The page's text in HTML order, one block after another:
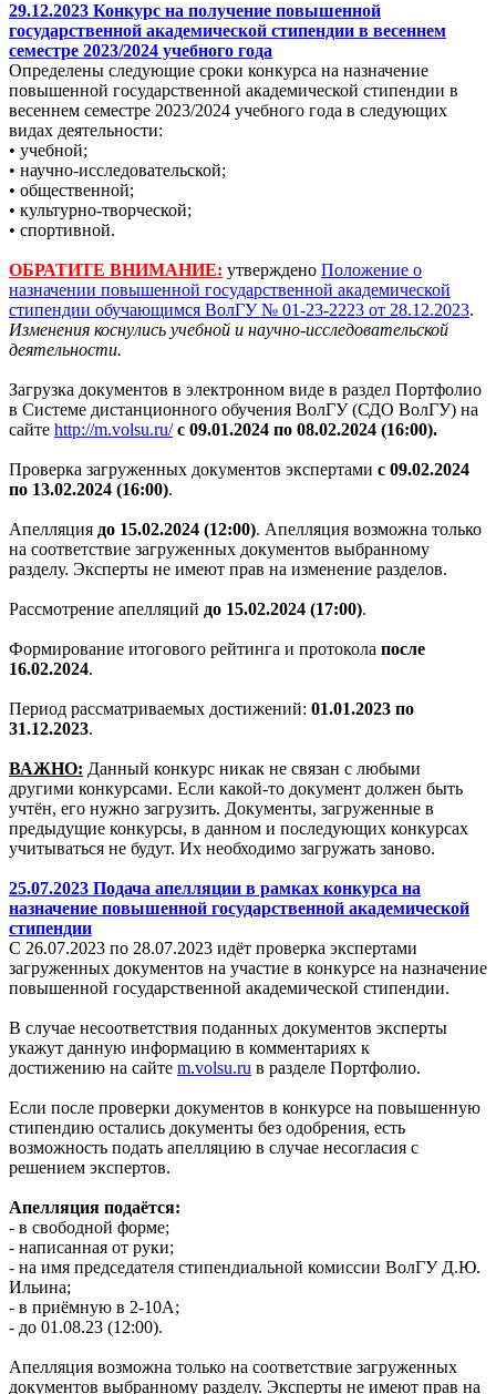
29.12.2023 Конкурс на получение повышенной
государственной академической стипендии в весеннем
семестре 2023/2024 учебного года
Определены следующие сроки конкурса на назначение
повышенной государственной академической стипендии в
весеннем семестре 2023/2024 учебного года в следующих
видах деятельности:
• учебной;
• научно-исследовательской;
• общественной;
• культурно-творческой;
• спортивной.
ОБРАТИТЕ ВНИМАНИЕ: утверждено Положение о
назначении повышенной государственной академической
стипендии обучающимся ВолГУ № 01-23-2223 от 28.12.2023.
Изменения коснулись учебной и научно-исследовательской
деятельности.
Загрузка документов в электронном виде в раздел Портфолио
в Системе дистанционного обучения ВолГУ (СДО ВолГУ) на
сайте http://m.volsu.ru/ с 09.01.2024 по 08.02.2024 (16:00).
Проверка загруженных документов экспертами с 09.02.2024
по 13.02.2024 (16:00).
Апелляция до 15.02.2024 (12:00). Апелляция возможна только
на соответствие загруженных документов выбранному
разделу. Эксперты не имеют прав на изменение разделов.
Рассмотрение апелляций до 15.02.2024 (17:00).
Формирование итогового рейтинга и протокола после
16.02.2024.
Период рассматриваемых достижений: 01.01.2023 по
31.12.2023.
ВАЖНО: Данный конкурс никак не связан с любыми
другими конкурсами. Если какой-то документ должен быть
учтён, его нужно загрузить. Документы, загруженные в
предыдущие конкурсы, в данном и последующих конкурсах
учитываться не будут. Их необходимо загружать заново.
25.07.2023 Подача апелляции в рамках конкурса на
назначение повышенной государственной академической
стипендии
С 26.07.2023 по 28.07.2023 идёт проверка экспертами
загруженных документов на участие в конкурсе на назначение
повышенной государственной академической стипендии.
В случае несоответствия поданных документов эксперты
укажут данную информацию в комментариях к
достижению на сайте m.volsu.ru в разделе Портфолио.
Если после проверки документов в конкурсе на повышенную
стипендию остались документы без одобрения, есть
возможность подать апелляцию в случае несогласия с
решением экспертов.
Апелляция подаётся:
- в свободной форме;
- написанная от руки;
- на имя председателя стипендиальной комиссии ВолГУ Д.Ю.
Ильина;
- в приёмную в 2-10А;
- до 01.08.23 (12:00).
Апелляция возможна только на соответствие загруженных
документов выбранному разделу. Эксперты не имеют прав на